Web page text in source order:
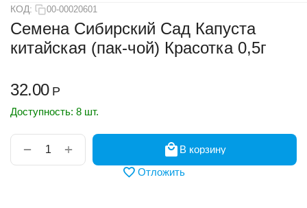
КОД: 00-00020601
Семена Сибирский Сад Капуста
китайская (пак-чой) Красотка 0,5г
32.00 Р
Доступность: 8 шт.
+
−
В корзину
Отложить